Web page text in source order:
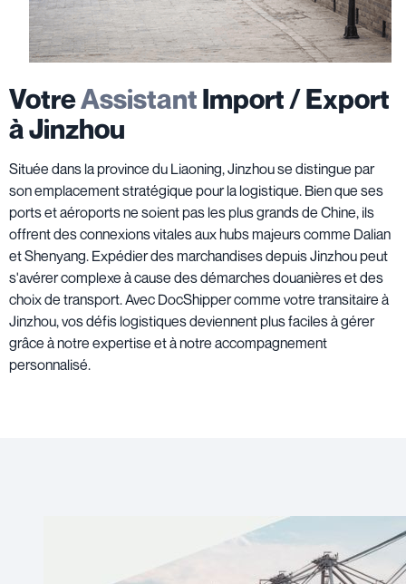
VotreAssistantImport / Export
à Jinzhou
Située dans la province du Liaoning, Jinzhou se distingue par
son emplacement stratégique pour la logistique. Bien que ses
ports et aéroports ne soient pas les plus grands de Chine, ils
offrent des connexions vitales aux hubs majeurs comme Dalian
et Shenyang. Expédier des marchandises depuis Jinzhou peut
s'avérer complexe à cause des démarches douanières et des
choix de transport. Avec DocShipper comme votre transitaire à
Jinzhou, vos défis logistiques deviennent plus faciles à gérer
grâce à notre expertise et à notre accompagnement
personnalisé.